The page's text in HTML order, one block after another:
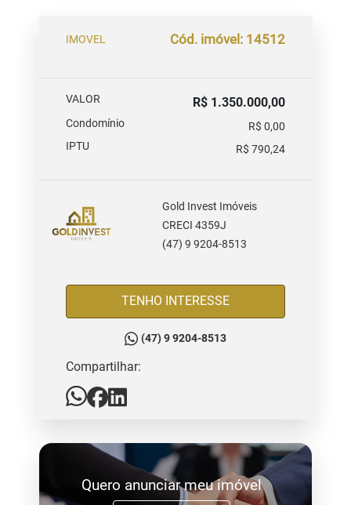
IMOVEL Cód. imóvel: 14512
VALOR R$ 1.350.000,00
Condomínio
R$ 0,00
IPTU
R$ 790,24
Gold Invest Imóveis
CRECI 4359J
(47) 9 9204-8513
TENHO INTERESSE
(47) 9 9204-8513
Compartilhar:
Quero anunciar meu imóvel